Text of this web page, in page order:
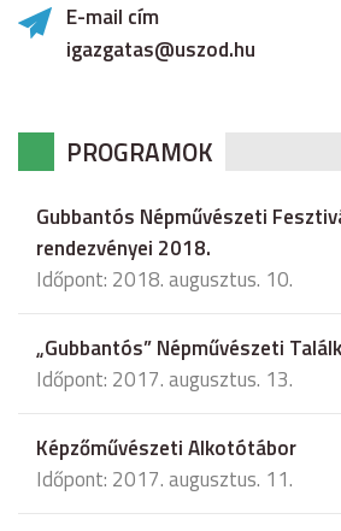
E-mail cím
igazgatas@uszod.hu
PROGRAMOK
Gubbantós Népművészeti
rendezvényei 2018.
Időpont: 2018. augusztus. 10.
„Gubbantós” Népművészeti
Időpont: 2017. augusztus. 13.
Képzőművészeti Alkotótábor
Időpont: 2017. augusztus. 11.